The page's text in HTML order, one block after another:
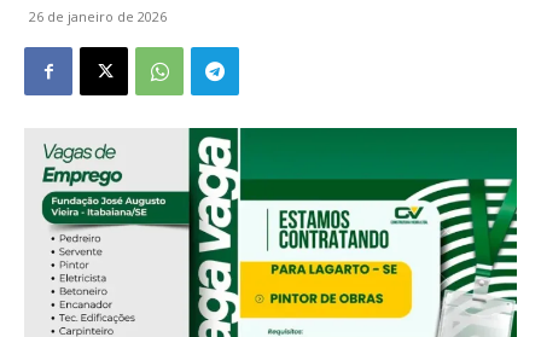
26 de janeiro de 2026